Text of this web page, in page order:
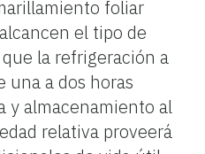
foliar
el tipo de
la refrigeración a
una a dos horas
y almacenamiento al
relativa proveerá